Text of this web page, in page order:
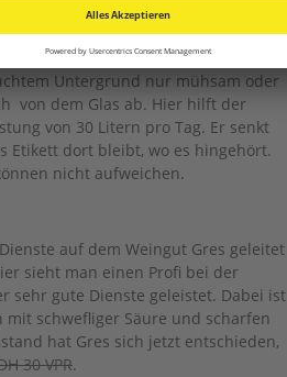
Etikettierung der Flaschen und
überlässt Klaus Gres auch hier
fatale Folgen für die Etikettierung
Untergrund nur mühsam oder
von dem Glas ab. Hier hilft der
von 30 Litern pro Tag. Er senkt
Etikett dort bleibt, wo es hingehört.
nicht aufweichen.
auf dem Weingut Gres geleitet
sieht man einen Profi bei der
sehr gute Dienste geleistet. Dabei ist
schwefliger Säure und scharfen
hat Gres sich jetzt entschieden,
30 VPR.